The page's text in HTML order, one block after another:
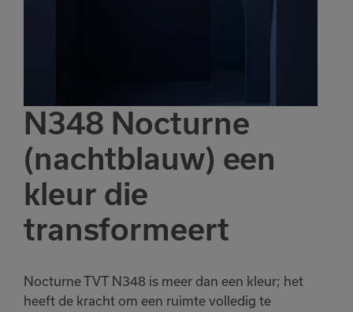
N348 Nocturne
(nachtblauw) een
kleur die
transformeert
Nocturne TVT N348 is meer dan een kleur; het
heeft de kracht om een ruimte volledig te